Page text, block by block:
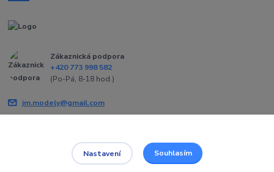
Zákaznická podpora
+420 773 998 582
(Po-Pá, 8-18 hod.)
jm.modely@gmail.com
Nastavení Souhlasím